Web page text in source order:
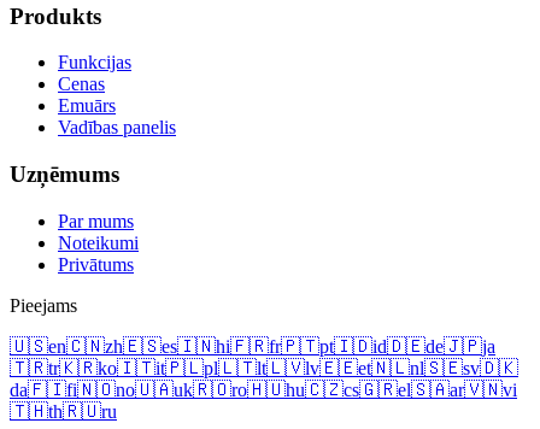
Produkts
Funkcijas
Cenas
Emuārs
Vadības panelis
Uzņēmums
Par mums
Noteikumi
Privātums
Pieejams
🇺🇸en🇨🇳zh🇪🇸es🇮🇳hi🇫🇷fr🇵🇹pt🇮🇩id🇩🇪de🇯🇵ja
🇹🇷tr🇰🇷ko🇮🇹it🇵🇱pl🇱🇹lt🇱🇻lv🇪🇪et🇳🇱nl🇸🇪sv🇩🇰
da🇫🇮fi🇳🇴no🇺🇦uk🇷🇴ro🇭🇺hu🇨🇿cs🇬🇷el🇸🇦ar🇻🇳vi
🇹🇭th🇷🇺ru